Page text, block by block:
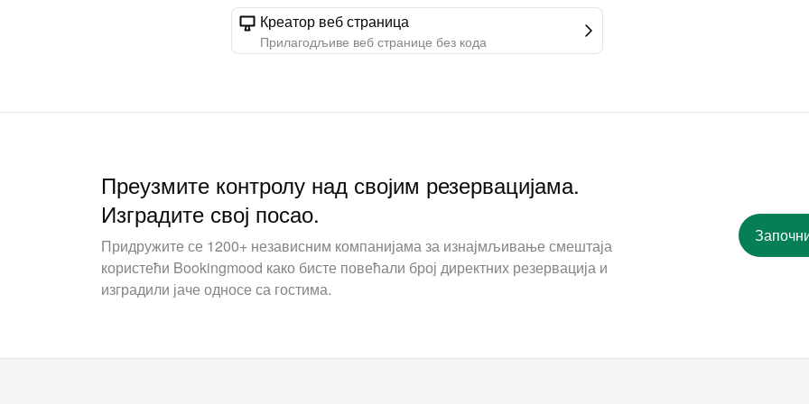
Креатор веб страница
Прилагодљиве веб странице без кода
Преузмите контролу над својим резервацијама.
Изградите свој посао.
Придружите се 1200+ независним компанијама за изнајмљивање смештаја
користећи Bookingmood како бисте повећали број директних резервација и
изградили јаче односе са гостима.